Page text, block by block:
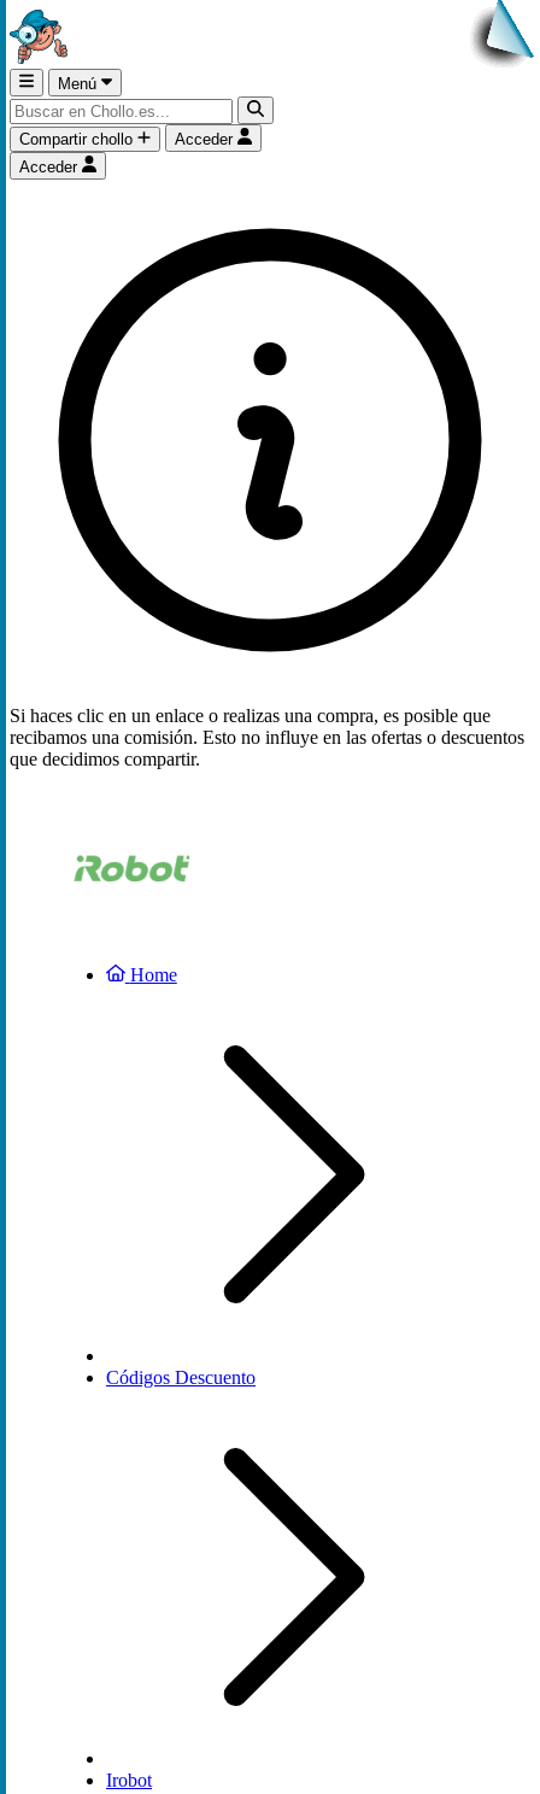
Menú
Compartir chollo
Acceder
Acceder
Si haces clic en un enlace o realizas una compra, es posible que
recibamos una comisión. Esto no influye en las ofertas o descuentos
que decidimos compartir.
Home
Códigos Descuento
Irobot